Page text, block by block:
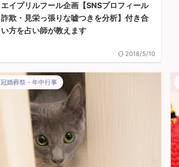
エイプリルフール企画【SNSプロフィール
詐欺・見栄っ張りな嘘つきを分析】付き合
い方を占い師が教えます
2018/5/10
冠婚葬祭・年中行事